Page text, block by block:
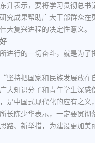
升表示，要将学习贯彻总书
究成果帮助广大干部群众在
复兴进程的决定性意义。
进行的一切奋斗，就是为了
坚持把国家和民族发展放在
知识分子和青年学生深感
是中国式现代化的应有之
长陈少华表示，一定要贯彻
路、新举措，为建设更加美